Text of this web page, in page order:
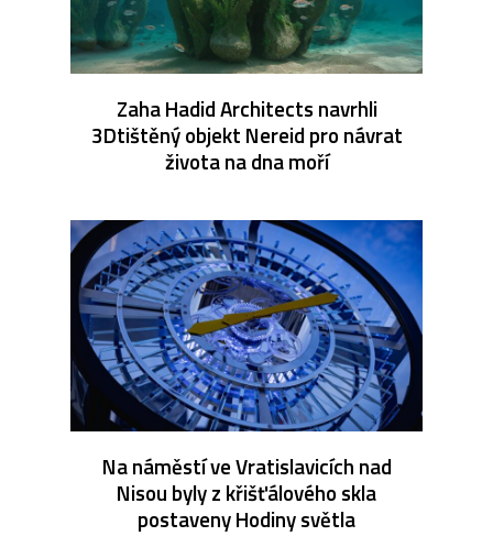
Zaha Hadid Architects navrhli
3Dtištěný objekt Nereid pro návrat
života na dna moří
Na náměstí ve Vratislavicích nad
Nisou byly z křišťálového skla
postaveny Hodiny světla